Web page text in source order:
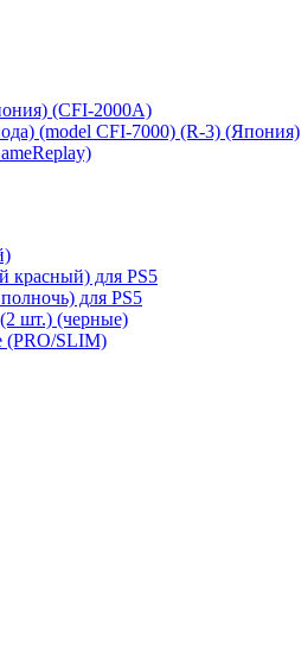
(CFI-2000A)
(model CFI-7000) (R-3) (Япония)
красный) для PS5
для PS5
шт.) (черные)
(PRO/SLIM)